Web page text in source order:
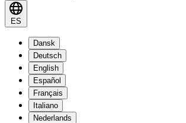
ES
Dansk
Deutsch
English
Español
Français
Italiano
Nederlands